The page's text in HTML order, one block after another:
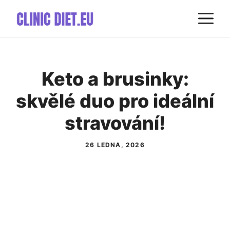
obsah
Keto a brusinky:
skvělé duo pro ideální
stravování!
26 LEDNA, 2026